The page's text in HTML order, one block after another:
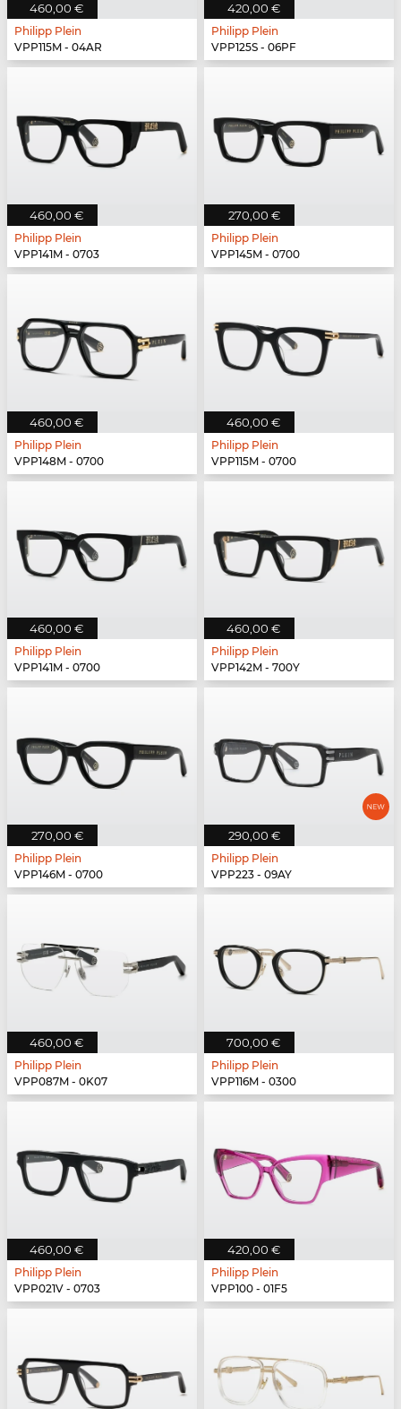
460,00 €
Philipp Plein
VPP115M - 04AR
420,00 €
Philipp Plein
VPP125S - 06PF
460,00 €
Philipp Plein
VPP141M - 0703
270,00 €
Philipp Plein
VPP145M - 0700
460,00 €
Philipp Plein
VPP148M - 0700
460,00 €
Philipp Plein
VPP115M - 0700
460,00 €
Philipp Plein
VPP141M - 0700
460,00 €
Philipp Plein
VPP142M - 700Y
270,00 €
Philipp Plein
VPP146M - 0700
290,00 €
Philipp Plein
VPP223 - 09AY
460,00 €
Philipp Plein
VPP087M - 0K07
700,00 €
Philipp Plein
VPP116M - 0300
460,00 €
Philipp Plein
VPP021V - 0703
420,00 €
Philipp Plein
VPP100 - 01F5